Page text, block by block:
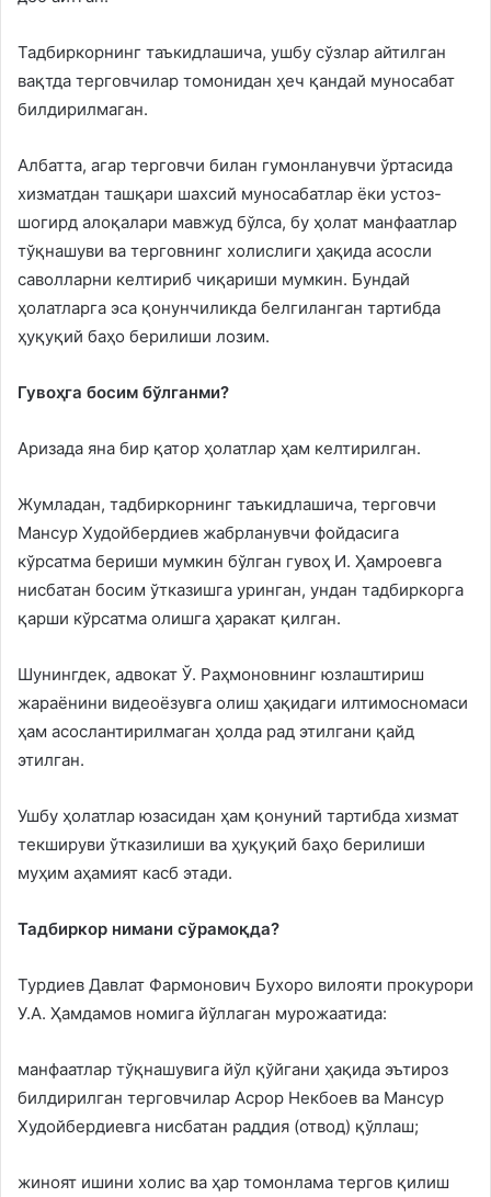
Тадбиркорнинг таъкидлашича, ушбу сўзлар айтилган
вақтда терговчилар томонидан ҳеч қандай муносабат
билдирилмаган.
Албатта, агар терговчи билан гумонланувчи ўртасида
хизматдан ташқари шахсий муносабатлар ёки устоз-
шогирд алоқалари мавжуд бўлса, бу ҳолат манфаатлар
тўқнашуви ва терговнинг холислиги ҳақида асосли
саволларни келтириб чиқариши мумкин. Бундай
ҳолатларга эса қонунчиликда белгиланган тартибда
ҳуқуқий баҳо берилиши лозим.
Гувоҳга босим бўлганми?
Аризада яна бир қатор ҳолатлар ҳам келтирилган.
Жумладан, тадбиркорнинг таъкидлашича, терговчи
Мансур Худойбердиев жабрланувчи фойдасига
кўрсатма бериши мумкин бўлган гувоҳ И. Ҳамроевга
нисбатан босим ўтказишга уринган, ундан тадбиркорга
қарши кўрсатма олишга ҳаракат қилган.
Шунингдек, адвокат Ў. Раҳмоновнинг юзлаштириш
жараёнини видеоёзувга олиш ҳақидаги илтимосномаси
ҳам асослантирилмаган ҳолда рад этилгани қайд
этилган.
Ушбу ҳолатлар юзасидан ҳам қонуний тартибда хизмат
текшируви ўтказилиши ва ҳуқуқий баҳо берилиши
муҳим аҳамият касб этади.
Тадбиркор нимани сўрамоқда?
Турдиев Давлат Фармонович Бухоро вилояти прокурори
У.А. Ҳамдамов номига йўллаган мурожаатида:
манфаатлар тўқнашувига йўл қўйгани ҳақида эътироз
билдирилган терговчилар Асрор Некбоев ва Мансур
Худойбердиевга нисбатан раддия (отвод) қўллаш;
жиноят ишини холис ва ҳар томонлама тергов қилиш